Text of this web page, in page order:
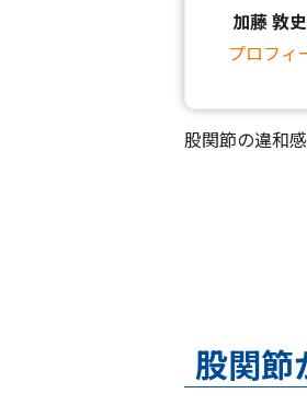
加藤 敦
プロフィ
股関節の違和
股関節